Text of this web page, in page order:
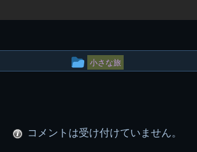
投
ー
小さな旅
コメントは受け付けていません。